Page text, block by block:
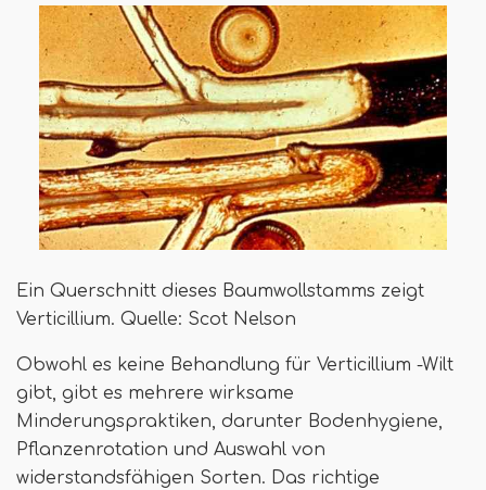
Ein Querschnitt dieses Baumwollstamms zeigt
Verticillium. Quelle: Scot Nelson
Obwohl es keine Behandlung für Verticillium -Wilt
gibt, gibt es mehrere wirksame
Minderungspraktiken, darunter Bodenhygiene,
Pflanzenrotation und Auswahl von
widerstandsfähigen Sorten. Das richtige